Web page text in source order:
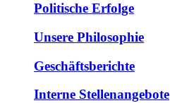
Politische Erfolge
Unsere Philosophie
Geschäftsberichte
Interne Stellenangebote